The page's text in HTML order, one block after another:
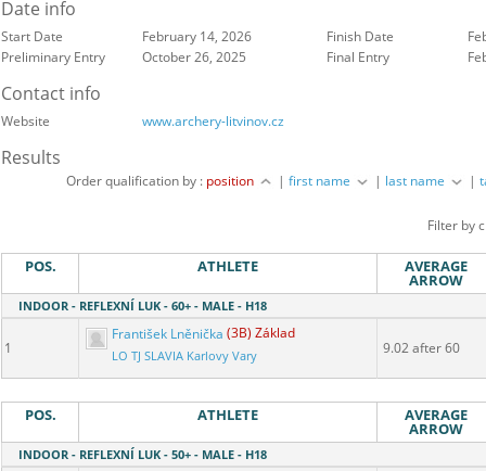
Date info
Start Date February 14, 2026 Finish Date
Preliminary Entry
October 26, 2025 Final Entry
Contact info
Website www.archery-litvinov.cz
Results
Order qualification by : position |first name | last name |
Filter by
POS. ATHLETE AVERAGE
ARROW
INDOOR - REFLEXNÍ LUK - 60+ - MALE - H18
1
František Lněnička (3B) Základ
LO TJ SLAVIA Karlovy Vary 9.02 after 60
POS. ATHLETE AVERAGE
ARROW
INDOOR - REFLEXNÍ LUK - 50+ - MALE - H18